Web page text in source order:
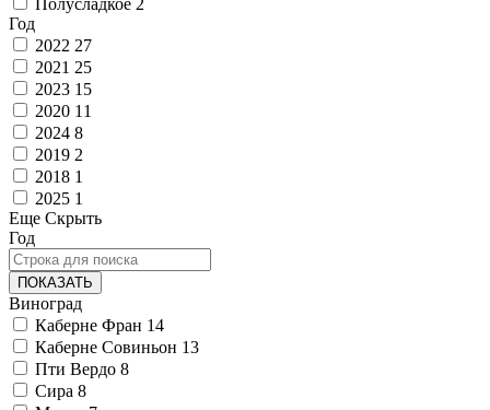
Год
2022 27
2021 25
2023 15
2020 11
2024 8
2019 2
2018 1
2025 1
Еще Скрыть
Год
ПОКАЗАТЬ
Виноград
Каберне Фран 14
Каберне Совиньон 13
Пти Вердо 8
Сира 8